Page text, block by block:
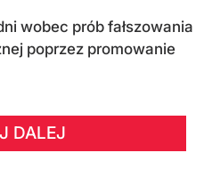
wobec prób fałszowania
poprzez promowanie
DALEJ